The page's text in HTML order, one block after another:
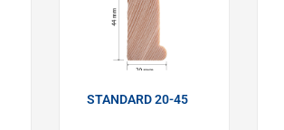
STANDARD 20-45